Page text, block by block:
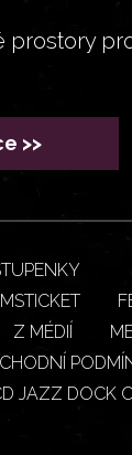
prostory
>>
Z MÉDIÍ
JAZZ DOCK